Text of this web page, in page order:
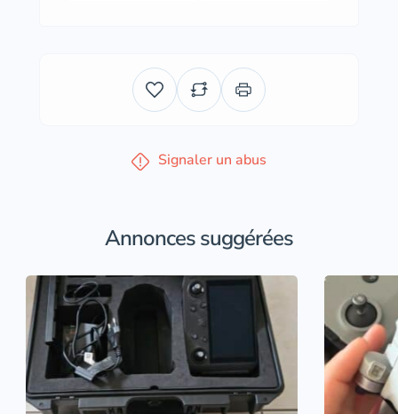
Signaler un abus
Annonces suggérées